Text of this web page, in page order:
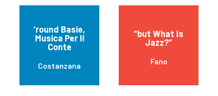
‘round Basie,
Musica Per Il
Conte
Costanzana
“but What Is
Jazz?”
Fano